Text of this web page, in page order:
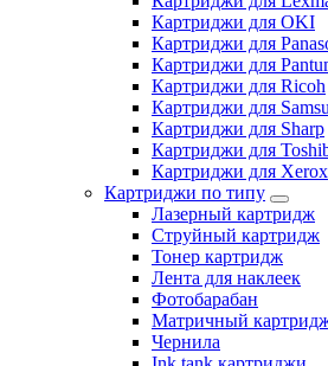
Картриджи для OKI
Картриджи для
Картриджи для
Картриджи для Ricoh
Картриджи для
Картриджи для Sharp
Картриджи для
Картриджи для Xerox
Картриджи по типу
Лазерный картридж
Струйный картридж
Тонер картридж
Лента для наклеек
Фотобарабан
Матричный
Чернила